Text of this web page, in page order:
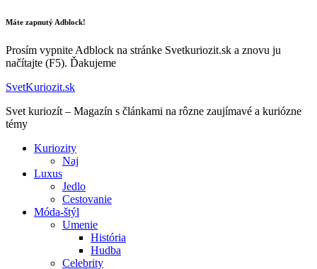
Máte zapnutý Adblock!
Prosím vypnite Adblock na stránke Svetkuriozit.sk a znovu ju
načítajte (F5). Ďakujeme
SvetKuriozit.sk
Svet kuriozít – Magazín s článkami na rôzne zaujímavé a kuriózne
témy
Kuriozity
Naj
Luxus
Jedlo
Cestovanie
Móda-štýl
Umenie
História
Hudba
Celebrity